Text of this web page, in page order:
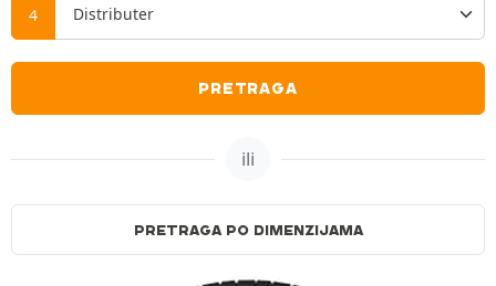
PRETRAGA
ili
PRETRAGA PO DIMENZIJAMA